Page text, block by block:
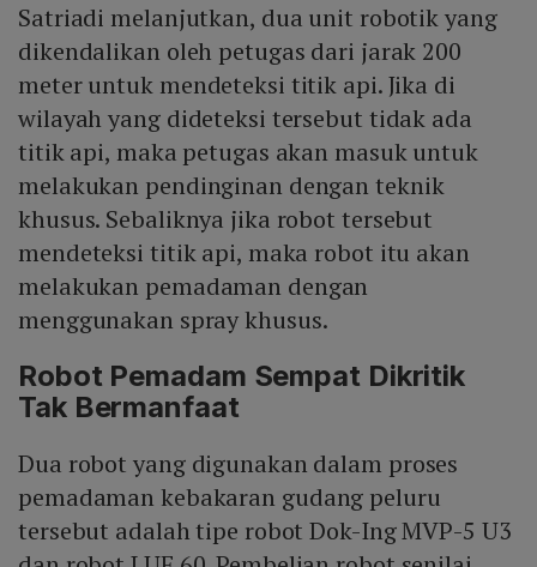
Satriadi melanjutkan, dua unit robotik yang
dikendalikan oleh petugas dari jarak 200
meter untuk mendeteksi titik api. Jika di
wilayah yang dideteksi tersebut tidak ada
titik api, maka petugas akan masuk untuk
melakukan pendinginan dengan teknik
khusus. Sebaliknya jika robot tersebut
mendeteksi titik api, maka robot itu akan
melakukan pemadaman dengan
menggunakan spray khusus.
Robot Pemadam Sempat Dikritik
Tak Bermanfaat
Dua robot yang digunakan dalam proses
pemadaman kebakaran gudang peluru
tersebut adalah tipe robot Dok-Ing MVP-5 U3